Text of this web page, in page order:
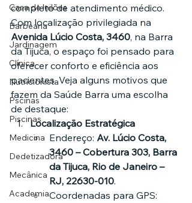
Casa de leilões
Barbearia
Jardinagem
Clínica
Nutricionista
Pscinas
Piscinas
Medicina
Dedetizadora
Mecânica
Academia
completo de atendimento médico.
Com localização privilegiada na
Avenida Lúcio Costa, 3460, na Barra
da Tijuca, o espaço foi pensado para
oferecer conforto e eficiência aos
pacientes. Veja alguns motivos que
fazem da Saúde Barra uma escolha
de destaque:
Localização Estratégica
Endereço: Av. Lúcio Costa,
3460 – Cobertura 303, Barra
da Tijuca, Rio de Janeiro –
RJ, 22630-010.
Coordenadas para GPS: